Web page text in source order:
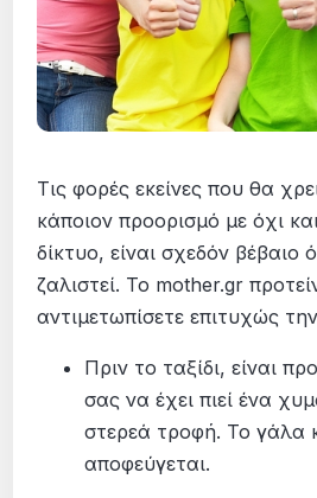
Τις φορές εκείνες που θα
κάποιον προορισμό με όχι
δίκτυο, είναι σχεδόν βέβαιο
ζαλιστεί. Το mother.gr
αντιμετωπίσετε επιτυχώς
Πριν το ταξίδι, είναι
σας να έχει πιεί ένα
στερεά τροφή. Το γάλα
αποφεύγεται.